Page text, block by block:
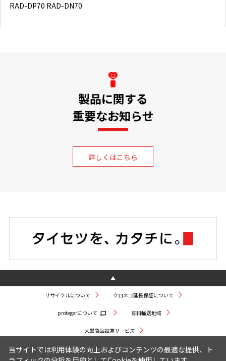
RAD-DP70 RAD-DN70
製品に関する
重要なお知らせ
詳しくはこちら
リサイクルについて クロネコ延長保証について
protegerについて 有料輸送地域
大型商品設置サービス
当サイトでは利用体験の向上およびコンテンツの最適な提供、ト